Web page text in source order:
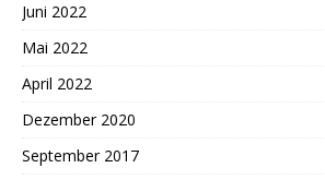
Juni 2022
Mai 2022
April 2022
Dezember 2020
September 2017